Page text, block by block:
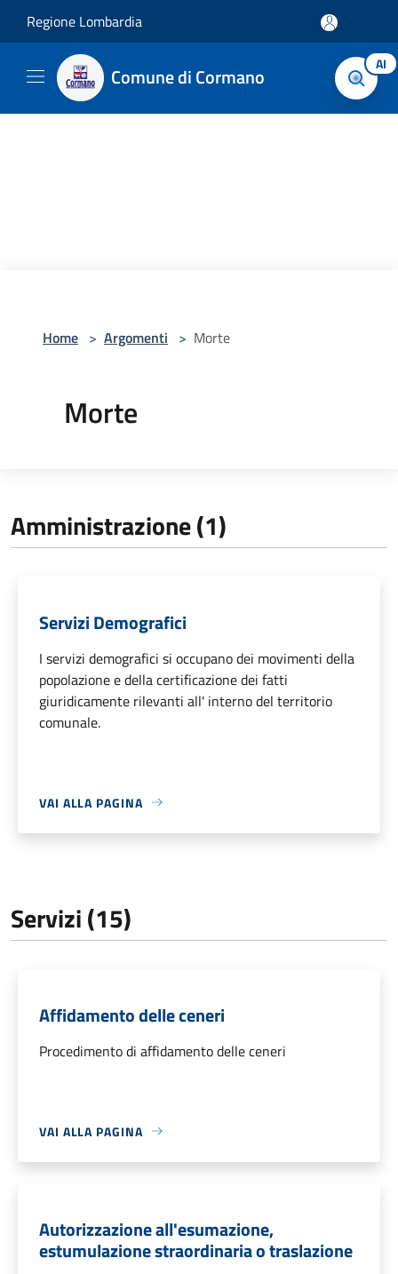
Regione Lombardia
Comune di Cormano AI
Home > Argomenti > Morte
Morte
Amministrazione (1)
Servizi Demografici
I servizi demografici si occupano dei movimenti della
popolazione e della certificazione dei fatti
giuridicamente rilevanti all' interno del territorio
comunale.
VAI ALLA PAGINA
Servizi (15)
Affidamento delle ceneri
Procedimento di affidamento delle ceneri
VAI ALLA PAGINA
Autorizzazione all'esumazione,
estumulazione straordinaria o traslazione